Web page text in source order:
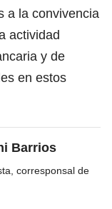
a la convivencia
actividad
y de
en estos
Barrios
corresponsal de